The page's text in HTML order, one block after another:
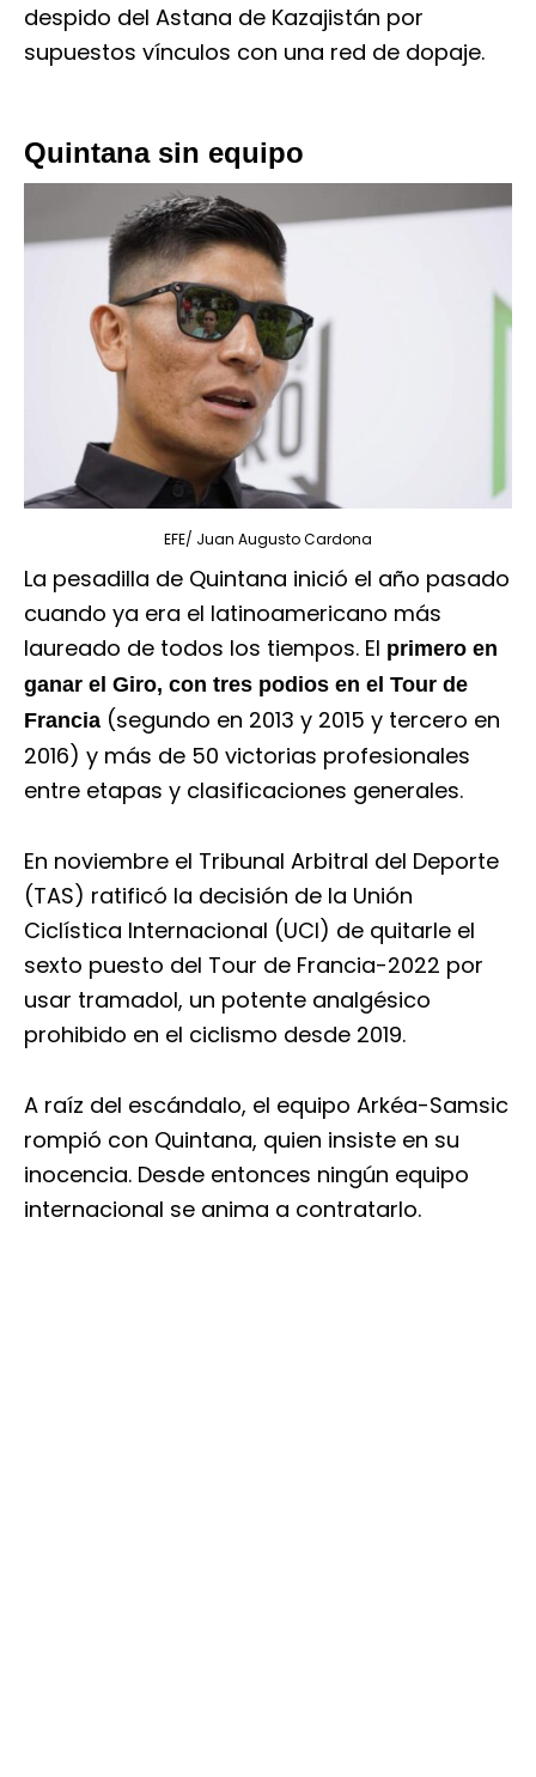
despido del Astana de Kazajistán por
supuestos vínculos con una red de dopaje.
Quintana sin equipo
EFE/ Juan Augusto Cardona
La pesadilla de Quintana inició el año pasado
cuando ya era el latinoamericano más
laureado de todos los tiempos. El primero en
ganar el Giro, con tres podios en el Tour de
Francia (segundo en 2013 y 2015 y tercero en
2016) y más de 50 victorias profesionales
entre etapas y clasificaciones generales.
En noviembre el Tribunal Arbitral del Deporte
(TAS) ratificó la decisión de la Unión
Ciclística Internacional (UCI) de quitarle el
sexto puesto del Tour de Francia-2022 por
usar tramadol, un potente analgésico
prohibido en el ciclismo desde 2019.
A raíz del escándalo, el equipo Arkéa-Samsic
rompió con Quintana, quien insiste en su
inocencia. Desde entonces ningún equipo
internacional se anima a contratarlo.